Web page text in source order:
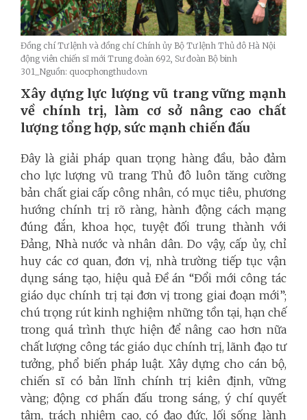
Đồng chí Tư lệnh và đồng chí Chính ủy Bộ Tư lệnh Thủ đô Hà Nội
động viên chiến sĩ mới Trung đoàn 692, Sư đoàn Bộ binh
301_Nguồn: quocphongthudo.vn
Xây dựng lực lượng vũ trang vững mạnh
về chính trị, làm cơ sở nâng cao chất
lượng tổng hợp, sức mạnh chiến đấu
Đây là giải pháp quan trọng hàng đầu, bảo đảm
cho lực lượng vũ trang Thủ đô luôn tăng cường
bản chất giai cấp công nhân, có mục tiêu, phương
hướng chính trị rõ ràng, hành động cách mạng
đúng đắn, khoa học, tuyệt đối trung thành với
Đảng, Nhà nước và nhân dân. Do vậy, cấp ủy, chỉ
huy các cơ quan, đơn vị, nhà trường tiếp tục vận
dụng sáng tạo, hiệu quả Đề án “Đổi mới công tác
giáo dục chính trị tại đơn vị trong giai đoạn mới”;
chú trọng rút kinh nghiệm những tồn tại, hạn chế
trong quá trình thực hiện để nâng cao hơn nữa
chất lượng công tác giáo dục chính trị, lãnh đạo tư
tưởng, phổ biến pháp luật. Xây dựng cho cán bộ,
chiến sĩ có bản lĩnh chính trị kiên định, vững
vàng; động cơ phấn đấu trong sáng, ý chí quyết
tâm, trách nhiệm cao, có đạo đức, lối sống lành